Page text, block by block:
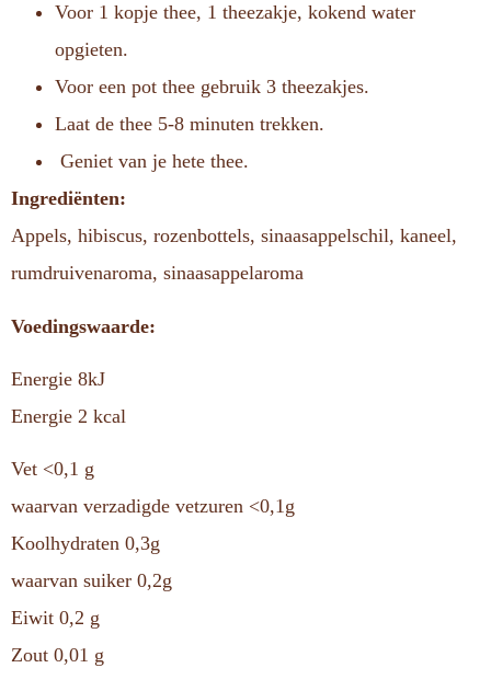
Voor 1 kopje thee, 1 theezakje, kokend water
opgieten.
Voor een pot thee gebruik 3 theezakjes.
Laat de thee 5-8 minuten trekken.
Geniet van je hete thee.
Ingrediënten:
Appels, hibiscus, rozenbottels, sinaasappelschil, kaneel,
rumdruivenaroma, sinaasappelaroma
Voedingswaarde:
Energie 8kJ
Energie 2 kcal
Vet <0,1 g
waarvan verzadigde vetzuren <0,1g
Koolhydraten 0,3g
waarvan suiker 0,2g
Eiwit 0,2 g
Zout 0,01 g